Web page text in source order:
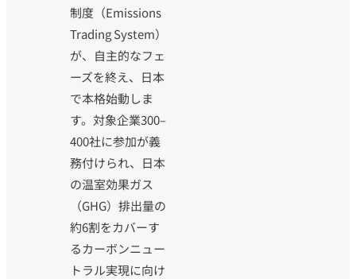
制度（Emissions
Trading System）
が、自主的なフェ
ーズを終え、日本
で本格始動しま
す。対象企業300–
400社に参加が義
務付けられ、日本
の温室効果ガス
（GHG）排出量の
約6割をカバーす
るカーボンニュー
トラル実現に向け